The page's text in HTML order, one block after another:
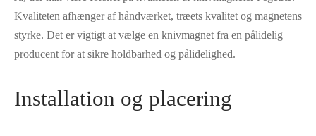
Kvaliteten afhænger af håndværket, træets kvalitet og magnetens
styrke. Det er vigtigt at vælge en knivmagnet fra en pålidelig
producent for at sikre holdbarhed og pålidelighed.
Installation og placering